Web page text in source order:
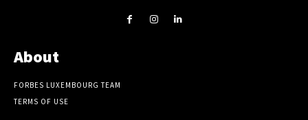
About
FORBES LUXEMBOURG TEAM
TERMS OF USE